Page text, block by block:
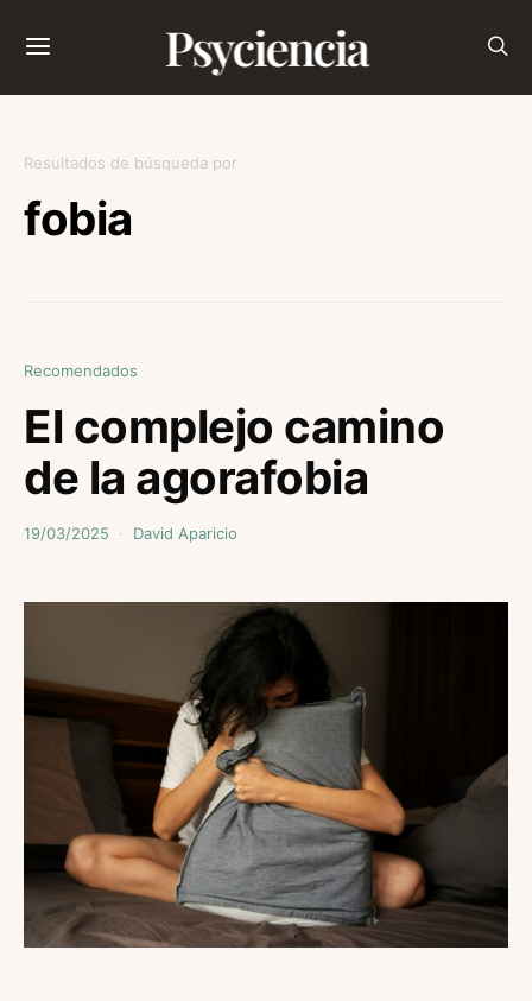
Psyciencia
Resultados de búsqueda por
fobia
Recomendados
El complejo camino
de la agorafobia
19/03/2025 David Aparicio